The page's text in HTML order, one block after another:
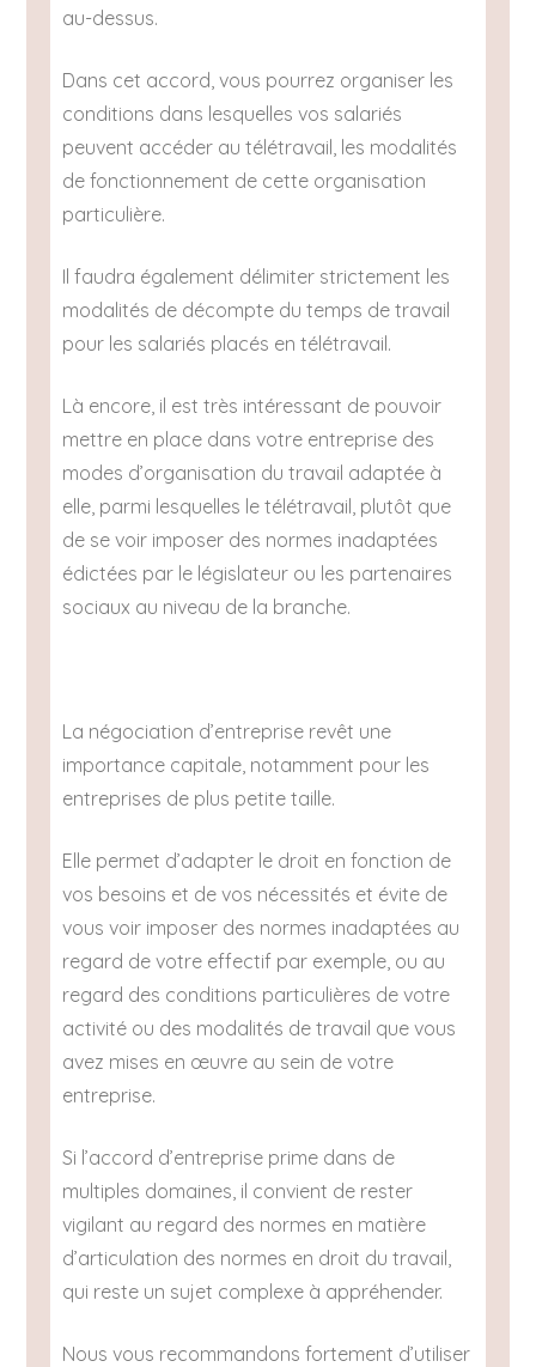
au-dessus.
Dans cet accord, vous pourrez organiser les
conditions dans lesquelles vos salariés
peuvent accéder au télétravail, les modalités
de fonctionnement de cette organisation
particulière.
Il faudra également délimiter strictement les
modalités de décompte du temps de travail
pour les salariés placés en télétravail.
Là encore, il est très intéressant de pouvoir
mettre en place dans votre entreprise des
modes d’organisation du travail adaptée à
elle, parmi lesquelles le télétravail, plutôt que
de se voir imposer des normes inadaptées
édictées par le législateur ou les partenaires
sociaux au niveau de la branche.
La négociation d’entreprise revêt une
importance capitale, notamment pour les
entreprises de plus petite taille.
Elle permet d’adapter le droit en fonction de
vos besoins et de vos nécessités et évite de
vous voir imposer des normes inadaptées au
regard de votre effectif par exemple, ou au
regard des conditions particulières de votre
activité ou des modalités de travail que vous
avez mises en œuvre au sein de votre
entreprise.
Si l’accord d’entreprise prime dans de
multiples domaines, il convient de rester
vigilant au regard des normes en matière
d’articulation des normes en droit du travail,
qui reste un sujet complexe à appréhender.
Nous vous recommandons fortement d’utiliser